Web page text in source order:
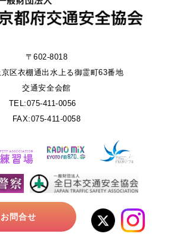
〒602-8018
区衣棚通出水上る御霊町63番地
交通安全会館
TEL:075-411-0056
FAX:075-411-0058
お問合せ